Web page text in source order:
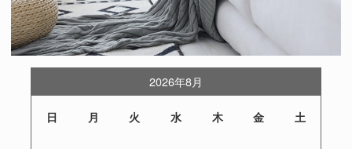
2026年8月
日 月 火 水 木 金 土